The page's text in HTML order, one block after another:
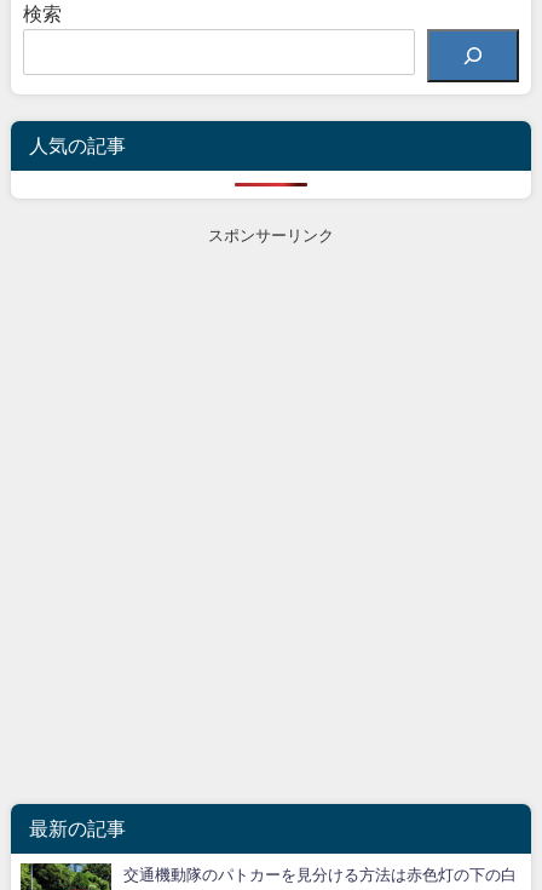
検索
人気の記事
スポンサーリンク
最新の記事
交通機動隊のパトカーを見分ける方法は赤色灯の下の白